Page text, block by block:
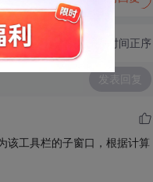
切换为时间正序
发表回复
该工具栏的子窗口，根据计算